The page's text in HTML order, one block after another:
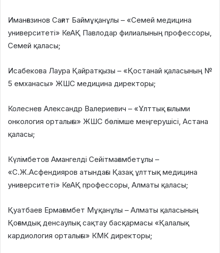
Иманғазинов Сағит Баймұқанұлы – «Семей медицина
университеті» КеАҚ Павлодар филиалының профессоры,
Семей қаласы;
Исабекова Лаура Қайратқызы – «Қостанай қаласының №
5 емханасы» ЖШС медицина директоры;
Колеснев Александр Валериевич – «Ұлттық ғылыми
онкология орталығы» ЖШС бөлімше меңгерушісі, Астана
қаласы;
Күлімбетов Амангелді Сейітмағамбетұлы –
«С.Ж.Асфендияров атындағы Қазақ ұлттық медицина
университеті» КеАҚ профессоры, Алматы қаласы;
Қуатбаев Ермағамбет Мұқанұлы – Алматы қаласының
Қоғамдық денсаулық сақтау басқармасы «Қалалық
кардиология орталығы» КМК директоры;